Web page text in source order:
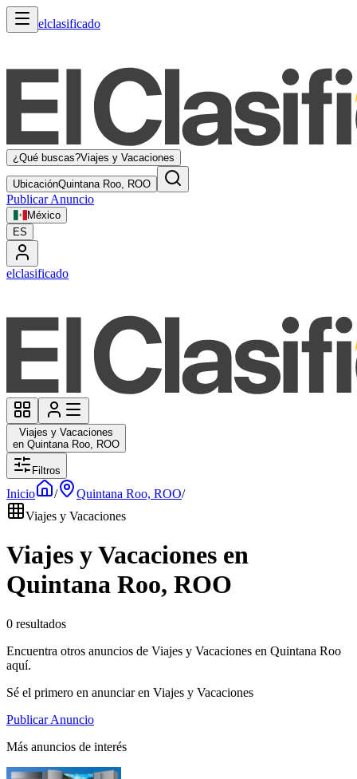
elclasificado
¿Qué buscas?Viajes y Vacaciones
UbicaciónQuintana Roo, ROO
Publicar Anuncio
México
ES
elclasificado
Viajes y Vacaciones
en Quintana Roo, ROO
Filtros
Inicio / Quintana Roo, ROO/
Viajes y Vacaciones
Viajes y Vacaciones en
Quintana Roo, ROO
0 resultados
Encuentra otros anuncios de Viajes y Vacaciones en Quintana Roo
aquí.
Sé el primero en anunciar en Viajes y Vacaciones
Publicar Anuncio
Más anuncios de interés